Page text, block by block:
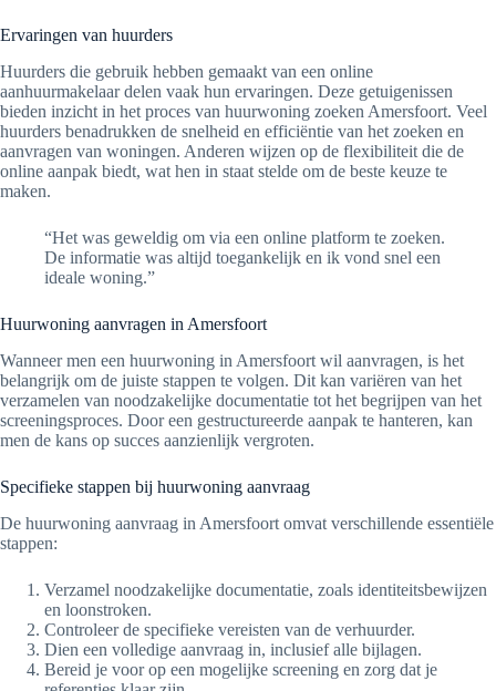
Ervaringen van huurders
Huurders die gebruik hebben gemaakt van een online
aanhuurmakelaar delen vaak hun ervaringen. Deze getuigenissen
bieden inzicht in het proces van huurwoning zoeken Amersfoort. Veel
huurders benadrukken de snelheid en efficiëntie van het zoeken en
aanvragen van woningen. Anderen wijzen op de flexibiliteit die de
online aanpak biedt, wat hen in staat stelde om de beste keuze te
maken.
“Het was geweldig om via een online platform te zoeken.
De informatie was altijd toegankelijk en ik vond snel een
ideale woning.”
Huurwoning aanvragen in Amersfoort
Wanneer men een huurwoning in Amersfoort wil aanvragen, is het
belangrijk om de juiste stappen te volgen. Dit kan variëren van het
verzamelen van noodzakelijke documentatie tot het begrijpen van het
screeningsproces. Door een gestructureerde aanpak te hanteren, kan
men de kans op succes aanzienlijk vergroten.
Specifieke stappen bij huurwoning aanvraag
De huurwoning aanvraag in Amersfoort omvat verschillende essentiële
stappen:
Verzamel noodzakelijke documentatie, zoals identiteitsbewijzen
en loonstroken.
Controleer de specifieke vereisten van de verhuurder.
Dien een volledige aanvraag in, inclusief alle bijlagen.
Bereid je voor op een mogelijke screening en zorg dat je